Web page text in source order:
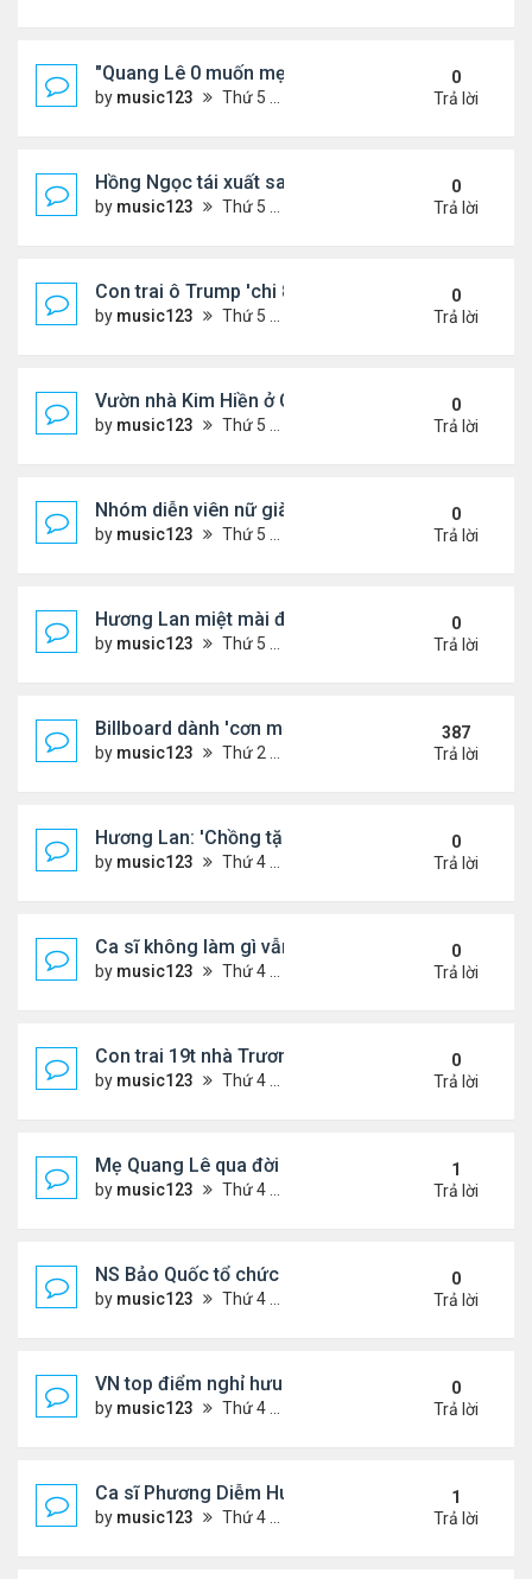
"Quang Lê 0 muốn mẹ thua kém người khác"
by music123 Thứ 5 Tháng 8 06, 2026 4:50 pm
0
Trả lời
Hồng Ngọc tái xuất sau nhiều năm ở ẩn
by music123 Thứ 5 Tháng 8 06, 2026 4:48 pm
0
Trả lời
Con trai ô Trump 'chi 8.5 triệu để xóa ràng buộc
by music123 Thứ 5 Tháng 8 06, 2026 4:44 pm
0
Trả lời
Vườn nhà Kim Hiền ở California
by music123 Thứ 5 Tháng 8 06, 2026 4:39 pm
0
Trả lời
Nhóm diễn viên nữ giàu nhất thế giới
by music123 Thứ 5 Tháng 8 06, 2026 4:32 pm
0
Trả lời
Hương Lan miệt mài đi hát ở tuổi 70
by music123 Thứ 5 Tháng 8 06, 2026 4:22 pm
0
Trả lời
Billboard dành 'cơn mưa' lời khen BTS
by music123 Thứ 2 Tháng 10 19, 2020 11:31 am
387
Trả lời
Hương Lan: 'Chồng tặng tôi khu vườn tình yêu'
by music123 Thứ 4 Tháng 8 05, 2026 7:15 pm
0
Trả lời
Ca sĩ không làm gì vẫn kiếm được 400 triệu đồng/
by music123 Thứ 4 Tháng 8 05, 2026 7:11 pm
0
Trả lời
Con trai 19t nhà Trương Bá Chi - Tạ Đình Phong
by music123 Thứ 4 Tháng 8 05, 2026 7:03 pm
0
Trả lời
Mẹ Quang Lê qua đời sau 2 năm đột quỵ.
by music123 Thứ 4 Tháng 8 05, 2026 6:53 pm
1
Trả lời
NS Bảo Quốc tổ chức sn cho bà xã
by music123 Thứ 4 Tháng 8 05, 2026 6:51 pm
0
Trả lời
VN top điểm nghỉ hưu lý tưởng cho người Mỹ
by music123 Thứ 4 Tháng 8 05, 2026 6:46 pm
0
Trả lời
Ca sĩ Phương Diễm Huyền bị khởi tố
by music123 Thứ 4 Tháng 8 05, 2026 6:38 pm
1
Trả lời